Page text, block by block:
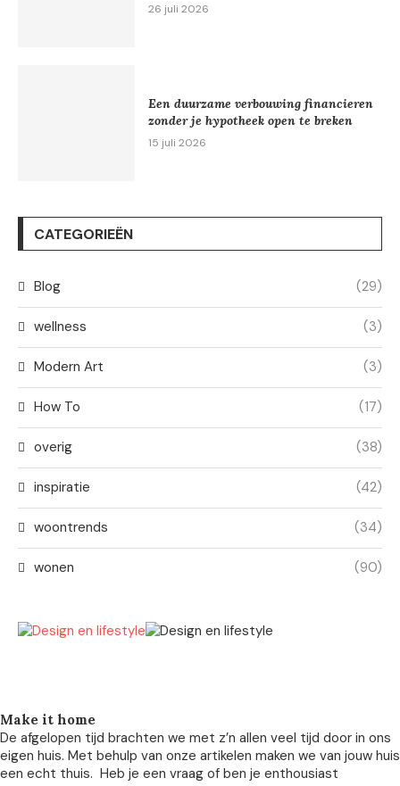
26 juli 2026
Een duurzame verbouwing financieren
zonder je hypotheek open te breken
15 juli 2026
CATEGORIEËN
Blog (29)
wellness (3)
Modern Art (3)
How To (17)
overig (38)
inspiratie (42)
woontrends (34)
wonen (90)
Make it home
De afgelopen tijd brachten we met z’n allen veel tijd door in ons
eigen huis. Met behulp van onze artikelen maken we van jouw huis
een echt thuis. Heb je een vraag of ben je enthousiast